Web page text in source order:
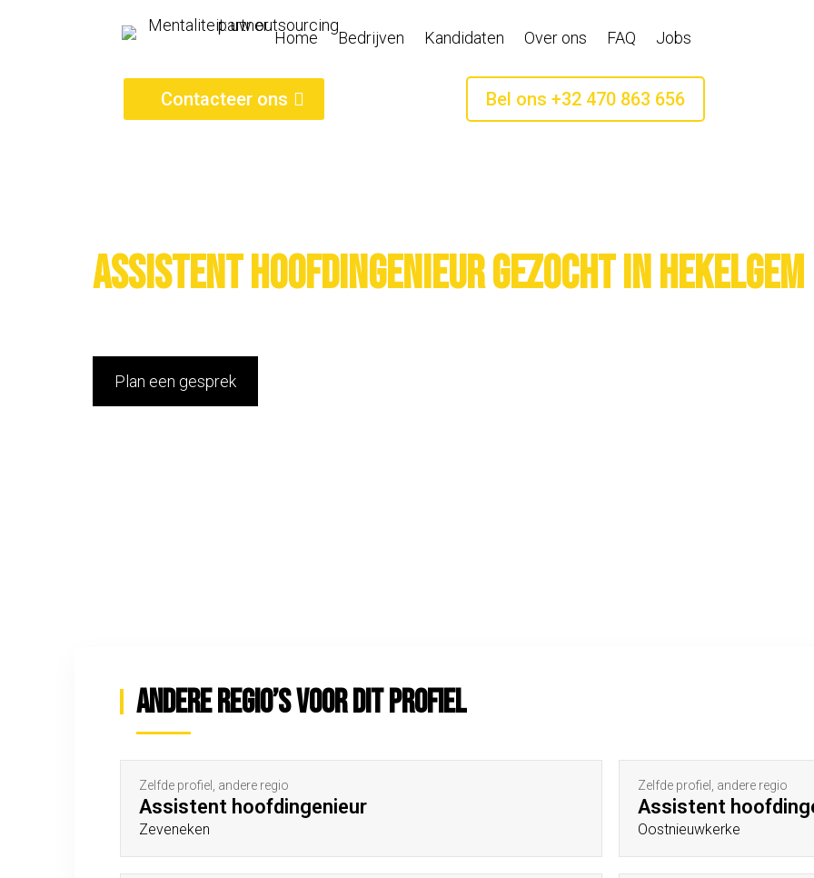
Home Bedrijven Kandidaten Over ons FAQ Jobs
Contacteer ons Bel ons +32 470 863 656
Assistent hoofdingenieur gezocht in Hekelgem
Plan een gesprek
Andere regio’s voor dit profiel
Zelfde profiel, andere regio
Assistent hoofdingenieur
Zeveneken
Zelfde profiel, andere regio
Assistent
Oostnieuwkerke